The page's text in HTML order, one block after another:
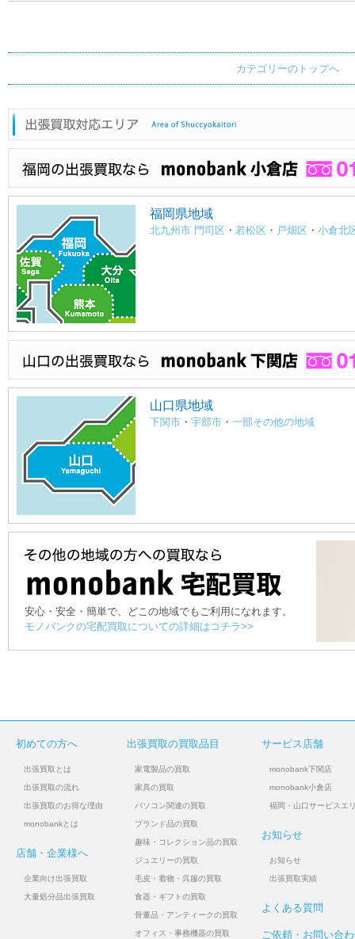
カテゴリーのトップへ
福岡県地域
北九州市 門司区 ・ 若松区 ・ 戸畑区 ・ 小倉北
山口県地域
下関市 ・ 宇部市 ・ 一部その他の地域
安心・安全・簡単で、どこの地域でもご利用になれます。
モノバンクの宅配買取についての詳細はコチラ>>
初めての方へ
出張買取とは
出張買取の流れ
出張買取のお得な理由
monobankとは
店舗・企業様へ
企業向け出張買取
大量処分品出張買取
出張買取の買取品目
家電製品の買取
家具の買取
パソコン関連の買取
ブランド品の買取
趣味・コレクション品の買取
ジュエリーの買取
毛皮・着物・呉服の買取
食器・ギフトの買取
骨董品・アンティークの買取
オフィス・事務機器の買取
サービス店舗
monobank下関店
monobank小倉店
福岡・山口サービスエ
お知らせ
お知らせ
出張買取実績
よくある質問
ご依頼・お問い合